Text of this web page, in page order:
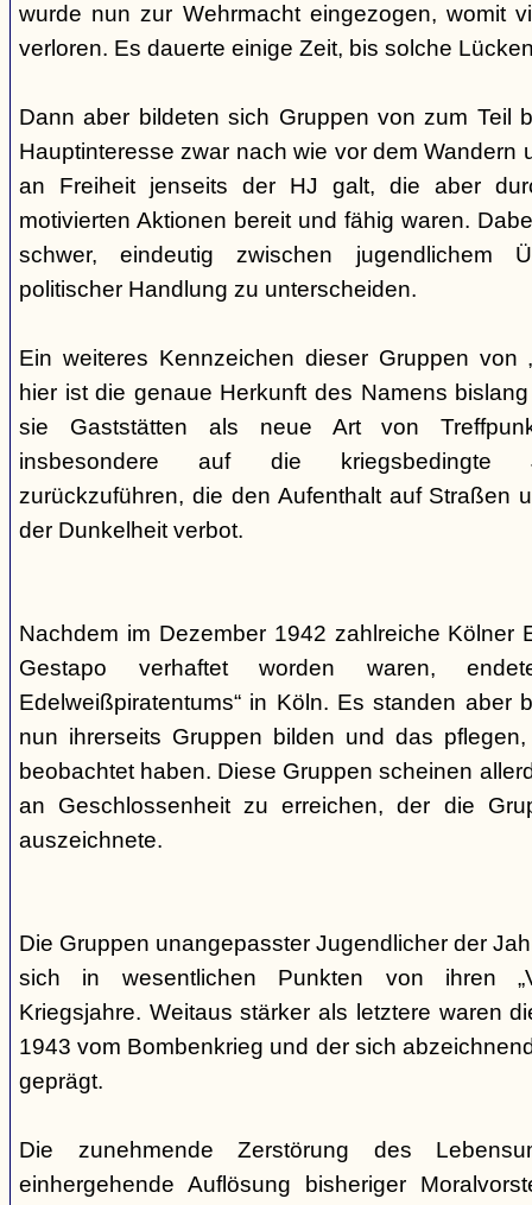
wurde nun zur Wehrmacht eingezogen, womit
verloren. Es dauerte einige Zeit, bis solche
Dann aber bildeten sich Gruppen von zum Teil
Hauptinteresse zwar nach wie vor dem Wandern
an Freiheit jenseits der HJ galt, die aber
motivierten Aktionen bereit und fähig waren.
schwer, eindeutig zwischen jugendlichem
politischer Handlung zu unterscheiden.
Ein weiteres Kennzeichen dieser Gruppen von
hier ist die genaue Herkunft des Namens
sie Gaststätten als neue Art von
insbesondere auf die kriegsbedingte
zurückzuführen, die den Aufenthalt auf Straßen
der Dunkelheit verbot.
Nachdem im Dezember 1942 zahlreiche Kölner
Gestapo verhaftet worden waren,
Edelweißpiratentums“ in Köln. Es standen aber
nun ihrerseits Gruppen bilden und das
beobachtet haben. Diese Gruppen scheinen
an Geschlossenheit zu erreichen, der die
auszeichnete.
Die Gruppen unangepasster Jugendlicher der
sich in wesentlichen Punkten von ihren
Kriegsjahre. Weitaus stärker als letztere waren
1943 vom Bombenkrieg und der sich
geprägt.
Die zunehmende Zerstörung des
einhergehende Auflösung bisheriger